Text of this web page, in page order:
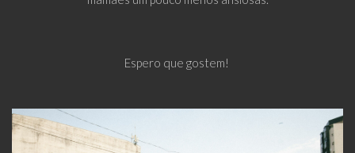
Espero que gostem!